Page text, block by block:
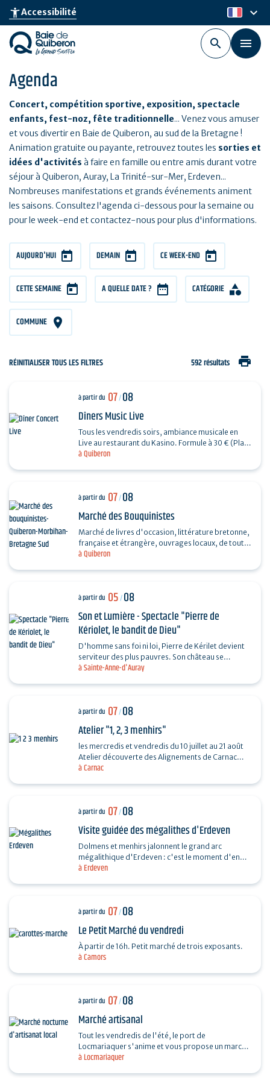
Aller
au
contenu
principal
accessibility_newAccessibilité fr
keyboard_arrow_down
Agenda
Concert, compétition sportive, exposition, spectacle
enfants, fest-noz, fête traditionnelle... Venez vous amuser
et vous divertir en Baie de Quiberon, au sud de la Bretagne !
Animation gratuite ou payante, retrouvez toutes les sorties et
idées d'activités à faire en famille ou entre amis durant votre
séjour à Quiberon, Auray, La Trinité-sur-Mer, Erdeven...
Nombreuses manifestations et grands événements animent
les saisons. Consultez l'agenda ci-dessous pour la semaine ou
pour le week-end et contactez-nous pour plus d'informations.
AUJOURD'HUI DEMAIN CE WEEK-END
CETTE SEMAINE A QUELLE DATE ? CATÉGORIE
COMMUNE
RÉINITIALISER TOUS LES FILTRES 592 résultats print
à Quiberon
à partir du 07/08
Dîners Music Live
Tous les vendredis soirs, ambiance musicale en
Live au restaurant du Kasino. Formule à 30 € (Plat
à Quiberon
à partir du 07/08
Marché des Bouquinistes
Marché de livres d'occasion, littérature bretonne,
française et étrangère, ouvrages locaux, de toutes
les périodes et toutes les collections...
à Sainte-Anne-d'Auray
à partir du 05/08
Son et Lumière - Spectacle "Pierre de
Kériolet, le bandit de Dieu"
D'homme sans foi ni loi, Pierre de Kérilet devient
serviteur des plus pauvres. Son château se
transforme en refuge, sa vie en offrande.
à Carnac
à partir du 07/08
Atelier "1, 2, 3 menhirs"
les mercredis et vendredis du 10 juillet au 21 août
Atelier découverte des Alignements de Carnac
destiné aux enfants de 4 à 6 ans en compagnie
à Erdeven
à partir du 07/08
Visite guidée des mégalithes d'Erdeven
Dolmens et menhirs jalonnent le grand arc
mégalithique d'Erdeven : c'est le moment d'en
découvrir un peu plus. Des Alignements de
à Camors
à partir du 07/08
Le Petit Marché du vendredi
À partir de 16h. Petit marché de trois exposants.
à Locmariaquer
à partir du 07/08
Marché artisanal
Tout les vendredis de l'été, le port de
Locmariaquer s'anime et vous propose un marché
nocturne d'artisanat local. Les musiciens